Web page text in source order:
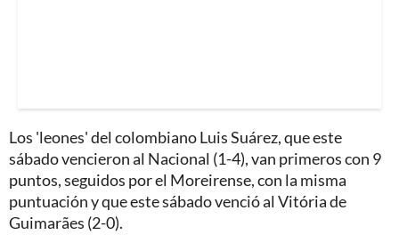
Los 'leones' del colombiano Luis Suárez, que este
sábado vencieron al Nacional (1-4), van primeros con 9
puntos, seguidos por el Moreirense, con la misma
puntuación y que este sábado venció al Vitória de
Guimarães (2-0).